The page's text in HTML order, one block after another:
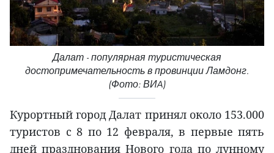
Далат - популярная туристическая
достопримечательность в провинции Ламдонг.
(Фото: ВИA)
Курортный город Далат принял около 153.000
туристов с 8 по 12 февраля, в первые пять
дней празднования Нового года по лунному